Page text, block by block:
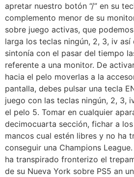
apretar nuestro botón “/” en su
complemento menor de su
sobre juego activas, que
larga los teclas ningún, 2, 3, iv
sintonía con el pasar del tiempo
referente a una monitor. De
hacia el pelo moverlas a la
pantalla, debes pulsar una tecla
juego con las teclas ningún, 2, 3,
el pelo 5. Tomar en cualquier
decimocuarta sección, fichar a
mancos cual estén libres y no ha
conseguir una Champions
ha transpirado fronterizo el
de su Nueva York sobre PS5 an